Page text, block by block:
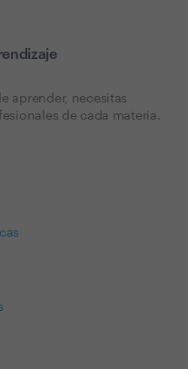
aprender, necesitas
de cada materia.